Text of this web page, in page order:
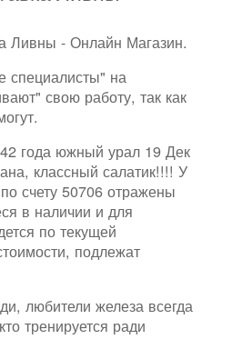
Ливны - Онлайн Магазин.
специалисты" на
свою работу, так как
года южный урал 19 Дек
классный салатик!!!! У
счету 50706 отражены
в наличии и для
по текущей
подлежат
любители железа всегда
тренируется ради